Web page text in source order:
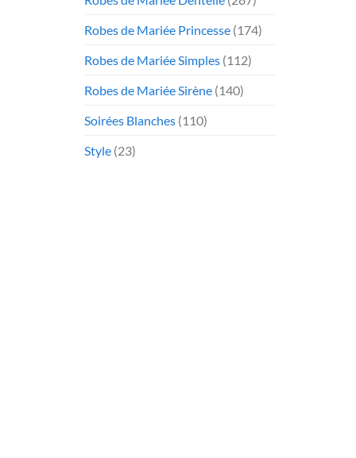
Robes de Mariée Princesse (174)
Robes de Mariée Simples (112)
Robes de Mariée Sirène (140)
Soirées Blanches (110)
Style (23)